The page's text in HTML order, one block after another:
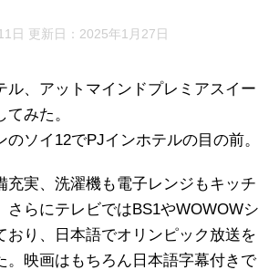
日 更新日： 2025年1月27日
ル、アットマインドプレミアスイー
みた。
ソイ12でPJインホテルの目の前。
充実、洗濯機も電子レンジもキッチ
さらにテレビではBS1やWOWOWシ
おり、日本語でオリンピック放送を
。映画はもちろん日本語字幕付きで